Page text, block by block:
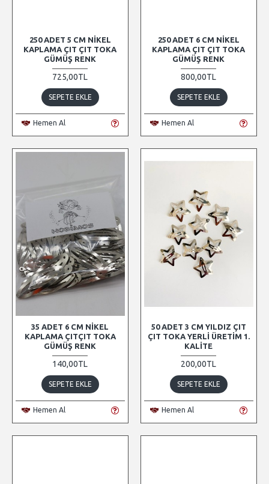
250 ADET 5 CM NIKEL
KAPLAMA ÇIT ÇIT TOKA
GÜMÜŞ RENK
725,00TL
SEPETE EKLE
Hemen Al
250 ADET 6 CM NIKEL
KAPLAMA ÇIT ÇIT TOKA
GÜMÜŞ RENK
800,00TL
SEPETE EKLE
Hemen Al
35 ADET 6 CM NIKEL
KAPLAMA ÇITÇIT TOKA
GÜMÜŞ RENK
140,00TL
SEPETE EKLE
Hemen Al
50 ADET 3 CM YILDIZ ÇIT
ÇIT TOKA YERLI ÜRETIM 1.
KALITE
200,00TL
SEPETE EKLE
Hemen Al